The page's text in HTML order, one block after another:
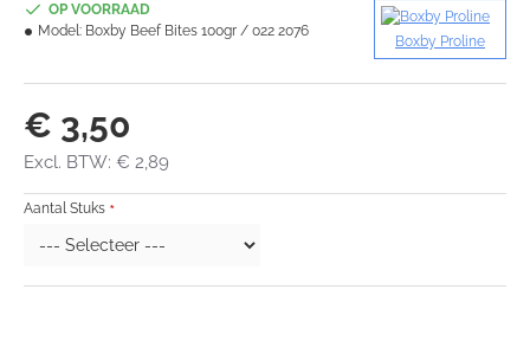
€ 3,50
Excl. BTW: € 2,89
OP VOORRAAD
Model: Boxby Beef Bites 100gr / 022 2076
Boxby Proline
Aantal Stuks